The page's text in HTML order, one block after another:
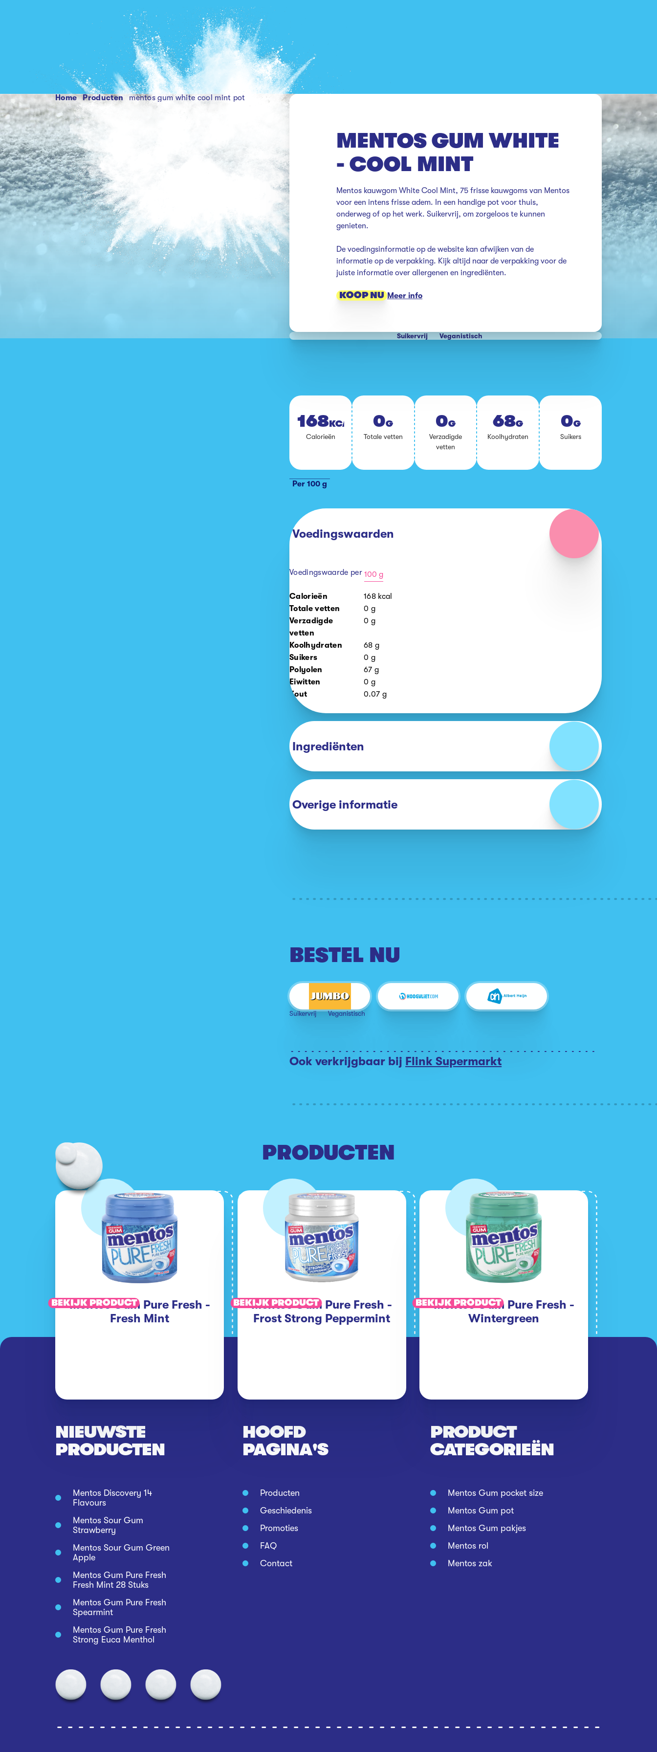
Home producten mentos gum white cool mint pot
MENTOS GUM WHITE
- COOL MINT
Mentos kauwgom White Cool Mint, 75 frisse kauwgoms van Mentos
voor een intens frisse adem. In een handige pot voor thuis,
onderweg of op het werk. Suikervrij, om zorgeloos te kunnen
genieten.
De voedingsinformatie op de website kan afwijken van de
informatie op de verpakking. Kijk altijd naar de verpakking voor de
juiste informatie over allergenen en ingrediënten.
KOOP NU Meer info
Suikervrij Veganistisch
168 KCAL
Ca­lo­rie­ën
0G
To­ta­le vet­ten
0G
Ver­za­dig­de
vet­ten
68G
Kool­hy­dra­ten
0G
Sui­kers
Per 100 g
Voedingswaarden
Voedingswaarde per 100 g
100
Calorieën 168 kcal
Totale vetten
0 g
Verzadigde
vetten
0 g
Koolhydraten 68 g
Suikers
0 g
Polyolen
67 g
Eiwitten
0 g
Zout
0.07 g
Ingrediënten
Overige informatie
BESTEL NU
Suikervrij Veganistisch
Ook verkrijgbaar bij Flink Supermarkt
PRODUCTEN
Mentos Gum Pure Fresh -
Fresh Mint
BEKIJK PRODUCT
Mentos Gum Pure Fresh -
Frost Strong Peppermint
BEKIJK PRODUCT
Mentos Gum Pure Fresh -
Wintergreen
BEKIJK PRODUCT
NIEUWSTE
PRODUCTEN
Mentos Discovery 14
Flavours
Mentos Sour Gum
Strawberry
Mentos Sour Gum Green
Apple
Mentos Gum Pure Fresh
Fresh Mint 28 Stuks
Mentos Gum Pure Fresh
Spearmint
Mentos Gum Pure Fresh
Strong Euca Menthol
HOOFD
PAGINA'S
Producten
Geschiedenis
Promoties
FAQ
Contact
PRODUCT
CATEGORIEËN
Mentos Gum pocket size
Mentos Gum pot
Mentos Gum pakjes
Mentos rol
Mentos zak